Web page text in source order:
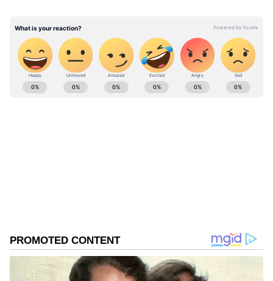
மாலிக்கை உசுப்பேற்றும் இஷாந்த் சர்மா
ABOUT THE AUTHOR